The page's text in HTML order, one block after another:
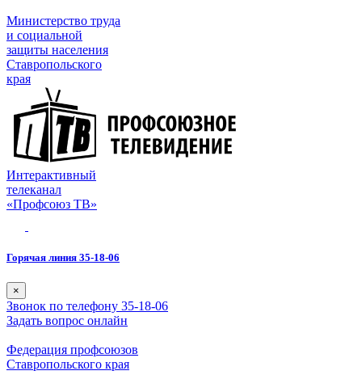
Министерство труда
и социальной
защиты населения
Ставропольского
края
Интерактивный
телеканал
«Профсоюз ТВ»
Горячая линия 35-18-06
×
Звонок по телефону 35-18-06
Задать вопрос онлайн
Федерация профсоюзов
Ставропольского края